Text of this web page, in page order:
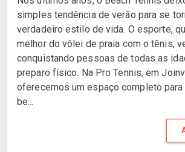
simples tendência de verão para se
verdadeiro estilo de vida. O esporte,
melhor do vôlei de praia com o tênis,
conquistando pessoas de todas as
preparo físico. Na Pro Tennis, em
oferecemos um espaço completo
be...